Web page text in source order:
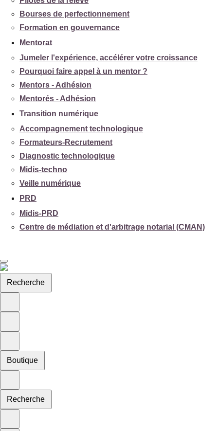
Bourses de perfectionnement
Formation en gouvernance
Mentorat
Jumeler l'expérience, accélérer votre croissance
Pourquoi faire appel à un mentor ?
Mentors - Adhésion
Mentorés - Adhésion
Transition numérique
Accompagnement technologique
Formateurs-Recrutement
Diagnostic technologique
Midis-techno
Veille numérique
PRD
Midis-PRD
Centre de médiation et d'arbitrage notarial (CMAN)
Recherche
Boutique
Recherche